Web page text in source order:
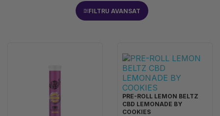
FILTRU AVANSAT
PRE-ROLL LEMON BELTZ
CBD LEMONADE BY
COOKIES